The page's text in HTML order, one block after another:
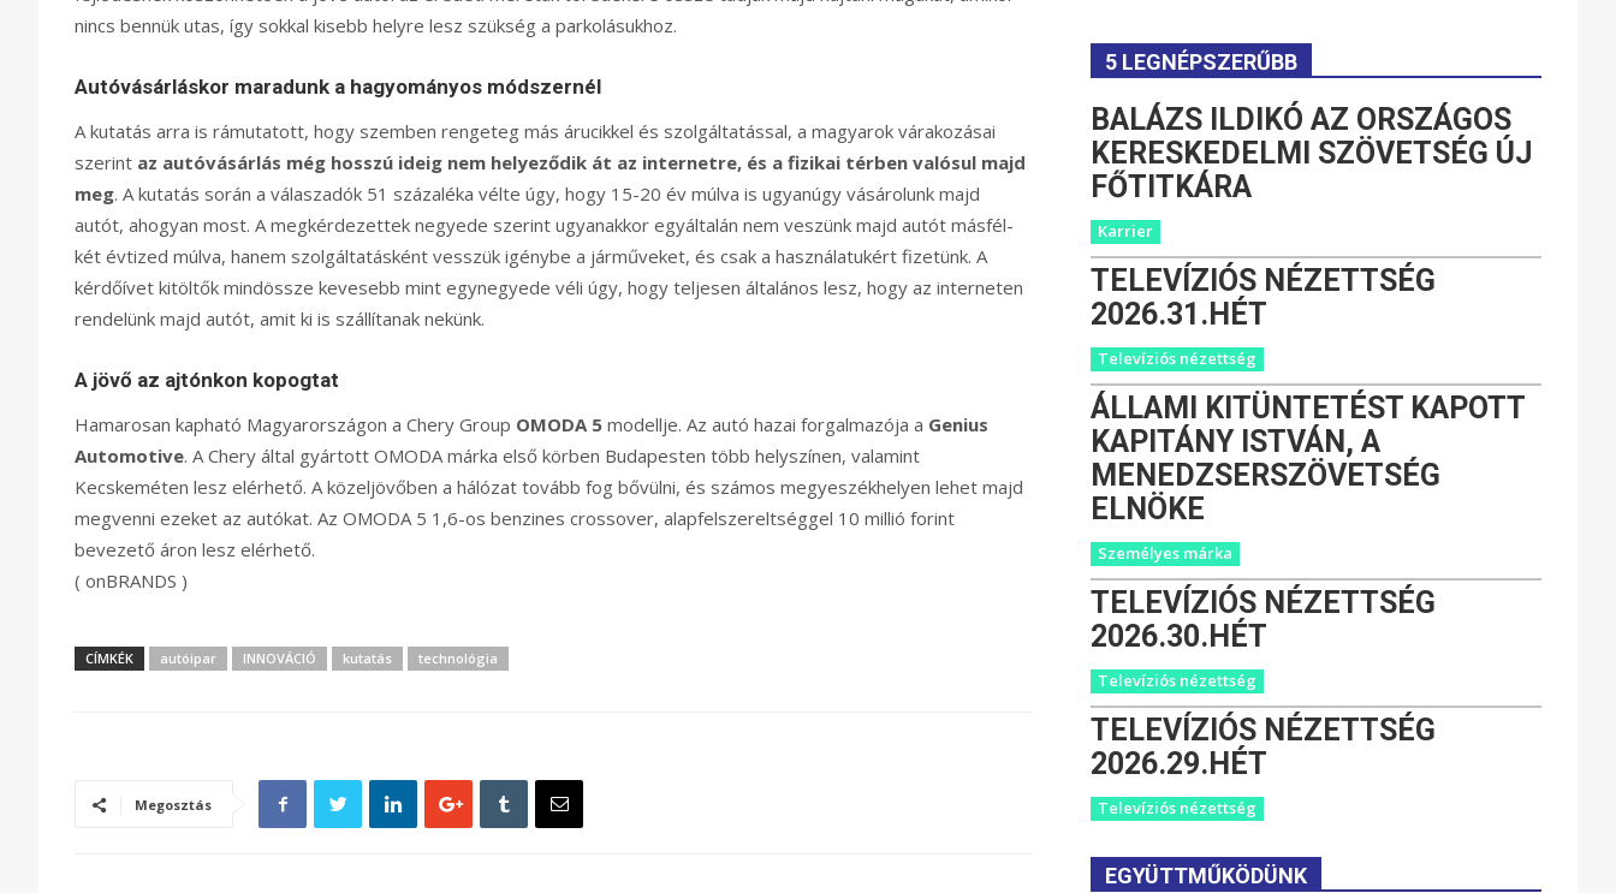
nincs bennük utas, így sokkal kisebb helyre lesz szükség a parkolásukhoz.
Autóvásárláskor maradunk a hagyományos módszernél
A kutatás arra is rámutatott, hogy szemben rengeteg más árucikkel és szolgáltatással, a magyarok várakozásai
szerint az autóvásárlás még hosszú ideig nem helyeződik át az internetre, és a fizikai térben valósul majd
meg. A kutatás során a válaszadók 51 százaléka vélte úgy, hogy 15-20 év múlva is ugyanúgy vásárolunk majd
autót, ahogyan most. A megkérdezettek negyede szerint ugyanakkor egyáltalán nem veszünk majd autót másfél-
két évtized múlva, hanem szolgáltatásként vesszük igénybe a járműveket, és csak a használatukért fizetünk. A
kérdőívet kitöltők mindössze kevesebb mint egynegyede véli úgy, hogy teljesen általános lesz, hogy az interneten
rendelünk majd autót, amit ki is szállítanak nekünk.
A jövő az ajtónkon kopogtat
Hamarosan kapható Magyarországon a Chery Group OMODA 5 modellje. Az autó hazai forgalmazója a Genius
Automotive. A Chery által gyártott OMODA márka első körben Budapesten több helyszínen, valamint
Kecskeméten lesz elérhető. A közeljövőben a hálózat tovább fog bővülni, és számos megyeszékhelyen lehet majd
megvenni ezeket az autókat. Az OMODA 5 1,6-os benzines crossover, alapfelszereltséggel 10 millió forint
bevezető áron lesz elérhető.
( onBRANDS )
CÍMKÉK autóipar INNOVÁCIÓ kutatás technológia
Megosztás
5 LEGNÉPSZERŰBB
BALÁZS ILDIKÓ AZ ORSZÁGOS
KERESKEDELMI SZÖVETSÉG ÚJ
FŐTITKÁRA
Karrier
TELEVÍZIÓS NÉZETTSÉG
2026.31.HÉT
Televíziós nézettség
ÁLLAMI KITÜNTETÉST KAPOTT
KAPITÁNY ISTVÁN, A
MENEDZSERSZÖVETSÉG
ELNÖKE
Személyes márka
TELEVÍZIÓS NÉZETTSÉG
2026.30.HÉT
Televíziós nézettség
TELEVÍZIÓS NÉZETTSÉG
2026.29.HÉT
Televíziós nézettség
EGYÜTTMŰKÖDÜNK